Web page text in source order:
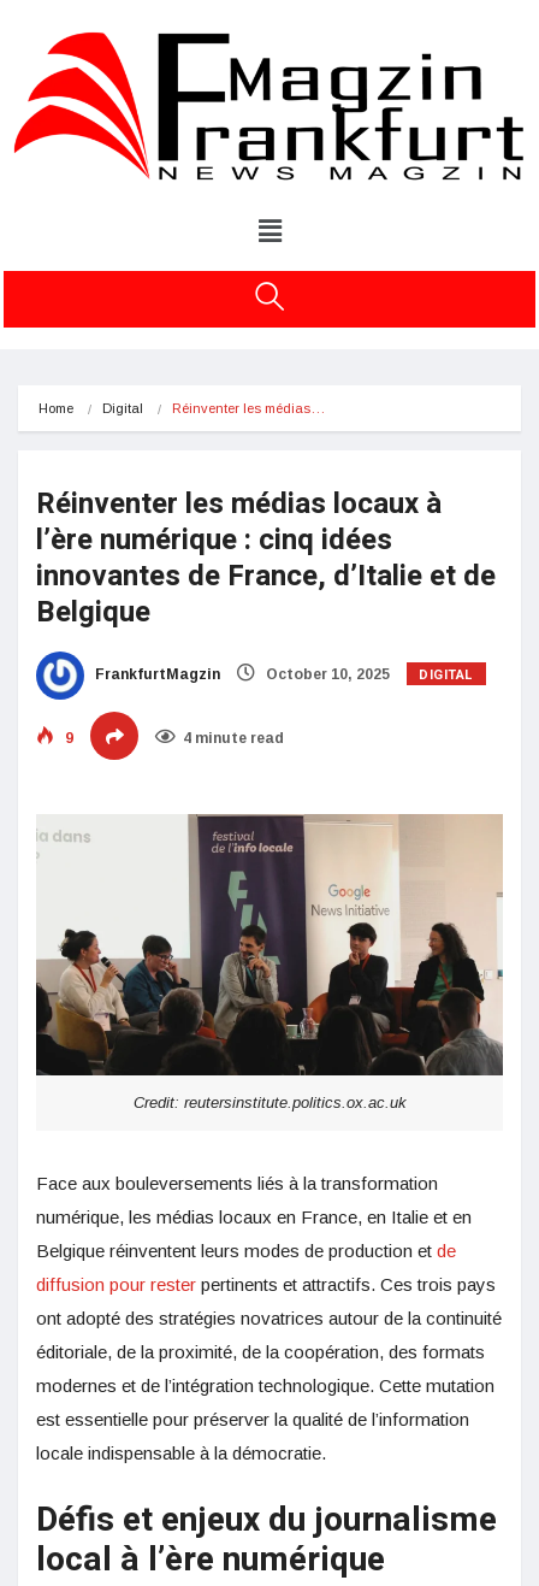
Home Digital Réinventer les médias…
Réinventer les médias locaux à
l’ère numérique : cinq idées
innovantes de France, d’Italie et de
Belgique
FrankfurtMagzin October 10, 2025 DIGITAL
9 4 minute read
Credit: reutersinstitute.politics.ox.ac.uk
Face aux bouleversements liés à la transformation
numérique, les médias locaux en France, en Italie et en
Belgique réinventent leurs modes de production et de
diffusion pour rester pertinents et attractifs. Ces trois pays
ont adopté des stratégies novatrices autour de la continuité
éditoriale, de la proximité, de la coopération, des formats
modernes et de l’intégration technologique. Cette mutation
est essentielle pour préserver la qualité de l’information
locale indispensable à la démocratie.
Défis et enjeux du journalisme
local à l’ère numérique